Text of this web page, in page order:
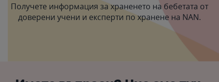
Получете информация за храненето на бебетата от
доверени учени и експерти по хранене на NAN.